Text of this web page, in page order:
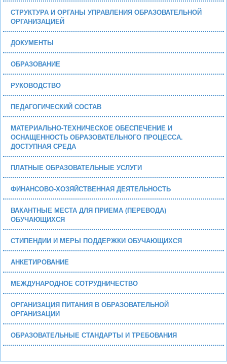
СТРУКТУРА И ОРГАНЫ УПРАВЛЕНИЯ ОБРАЗОВАТЕЛЬНОЙ
ОРГАНИЗАЦИЕЙ
ДОКУМЕНТЫ
ОБРАЗОВАНИЕ
РУКОВОДСТВО
ПЕДАГОГИЧЕСКИЙ СОСТАВ
МАТЕРИАЛЬНО-ТЕХНИЧЕСКОЕ ОБЕСПЕЧЕНИЕ И
ОСНАЩЕННОСТЬ ОБРАЗОВАТЕЛЬНОГО ПРОЦЕССА.
ДОСТУПНАЯ СРЕДА
ПЛАТНЫЕ ОБРАЗОВАТЕЛЬНЫЕ УСЛУГИ
ФИНАНСОВО-ХОЗЯЙСТВЕННАЯ ДЕЯТЕЛЬНОСТЬ
ВАКАНТНЫЕ МЕСТА ДЛЯ ПРИЕМА (ПЕРЕВОДА)
ОБУЧАЮЩИХСЯ
СТИПЕНДИИ И МЕРЫ ПОДДЕРЖКИ ОБУЧАЮЩИХСЯ
АНКЕТИРОВАНИЕ
МЕЖДУНАРОДНОЕ СОТРУДНИЧЕСТВО
ОРГАНИЗАЦИЯ ПИТАНИЯ В ОБРАЗОВАТЕЛЬНОЙ
ОРГАНИЗАЦИИ
ОБРАЗОВАТЕЛЬНЫЕ СТАНДАРТЫ И ТРЕБОВАНИЯ